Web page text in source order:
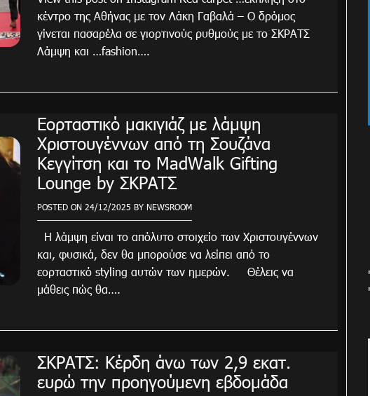
κέντρο της Αθήνας με τον Λάκη Γαβαλά – Ο δρόμος
γίνεται πασαρέλα σε γιορτινούς ρυθμούς με το ΣΚΡΑΤΣ
Λάμψη και …fashion….
Εορταστικό μακιγιάζ με λάμψη
Χριστουγέννων από τη Σουζάνα
Κεγγίτση και το MadWalk Gifting
Lounge by ΣΚΡΑΤΣ
POSTED ON 24/12/2025 BY NEWSROOM
Η λάμψη είναι το απόλυτο στοιχείο των Χριστουγέννων
και, φυσικά, δεν θα μπορούσε να λείπει από το
εορταστικό styling αυτών των ημερών. Θέλεις να
μάθεις πώς θα….
ΣΚΡΑΤΣ: Κέρδη άνω των 2,9 εκατ.
ευρώ την προηγούμενη εβδομάδα